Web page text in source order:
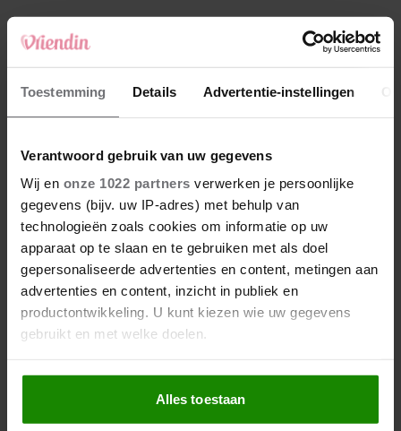
Toestemming Details Advertentie-instellingen
Verantwoord gebruik van uw gegevens
Wij en onze 1022 partners verwerken je persoonlijke
gegevens (bijv. uw IP-adres) met behulp van
technologieën zoals cookies om informatie op uw
apparaat op te slaan en te gebruiken met als doel
gepersonaliseerde advertenties en content, metingen aan
advertenties en content, inzicht in publiek en
productontwikkeling. U kunt kiezen wie uw gegevens
gebruikt en met welke doelen.
Als u het toestaat, willen we ook graag:
Informatie verzamelen over uw geografische
locatie, die tot een paar meter nauwkeurig kan zijn
Alles toestaan